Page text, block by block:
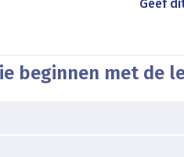
Geef
beginnen met de